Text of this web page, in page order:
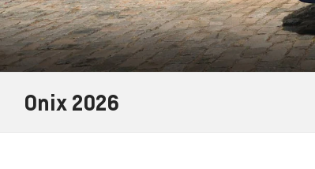
Onix 2026